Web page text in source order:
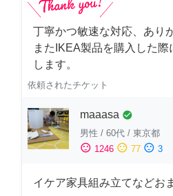
丁寧かつ敏速な対応、あり
またIKEA製品を購入した
します。
依頼されたチケット
maaasa check_circle
男性 / 60代 / 東京都
sentiment_satisfied 1246 sentiment_neutral 77 sentiment_dissatisfied 3
イケア家具組み立てなどお